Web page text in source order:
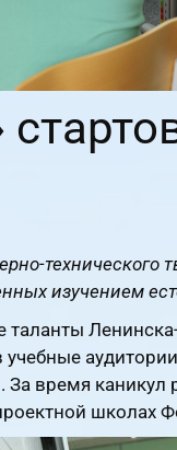
технического
изучением
время каникул
школах